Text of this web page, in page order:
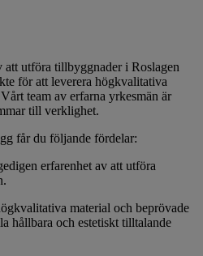
att utföra tillbyggnader i Roslagen
för att leverera högkvalitativa
team av erfarna yrkesmän är
till verklighet.
får du följande fördelar:
erfarenhet av att utföra
material och beprövade
hållbara och estetiskt tilltalande